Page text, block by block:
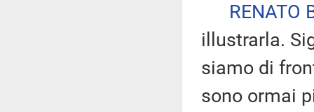
RENATO
illustrarla.
siamo di
sono ormai